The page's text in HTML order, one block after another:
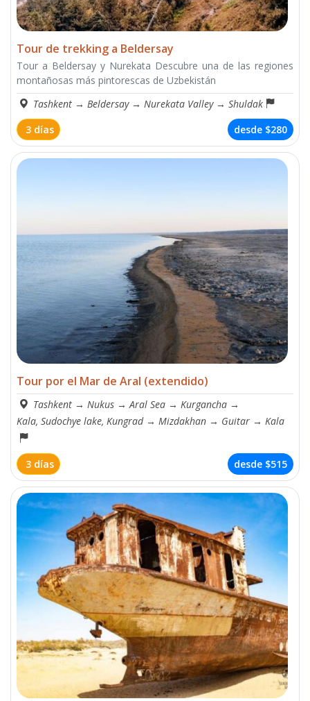
Tour de trekking a Beldersay
Tour a Beldersay y Nurekata Descubre una de las regiones
montañosas más pintorescas de Uzbekistán
Tashkent → Beldersay → Nurekata Valley → Shuldak
3 días
desde $280
Tour por el Mar de Aral (extendido)
Tashkent → Nukus → Aral Sea → Kurgancha →
Kala, Sudochye lake, Kungrad → Mizdakhan → Guitar → Kala
3 días desde $515